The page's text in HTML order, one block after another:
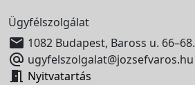
Ügyfélszolgálat
 1082 Budapest, Baross u. 66–68.
 ugyfelszolgalat@jozsefvaros.hu
 Nyitvatartás